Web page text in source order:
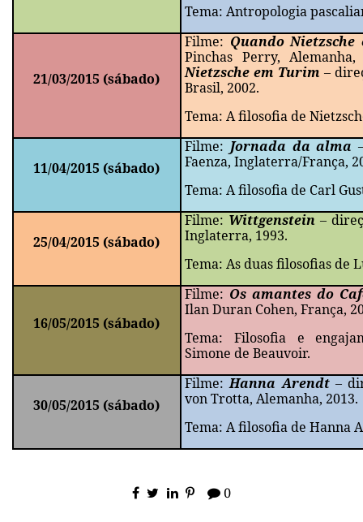
Tema: Antropologia
21/03/2015 (sábado)
Filme: Quando Nietzsche
Pinchas Perry,
Nietzsche em Turim –
Brasil, 2002.
Tema: A filosofia de
11/04/2015 (sábado)
Filme: Jornada da alma
Faenza, Inglaterra/França,
Tema: A filosofia de Carl
25/04/2015 (sábado)
Filme: Wittgenstein –
Inglaterra, 1993.
Tema: As duas filosofias de
16/05/2015 (sábado)
Filme: Os amantes do
Ilan Duran Cohen, França,
Tema: Filosofia e
Simone de Beauvoir.
30/05/2015 (sábado)
Filme:Hanna Arendt–
von Trotta, Alemanha, 2013.
Tema: A filosofia de Hanna
0